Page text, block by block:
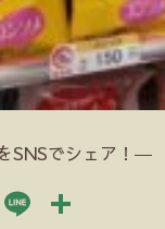
SNSでシェア！―
Twitter
Line